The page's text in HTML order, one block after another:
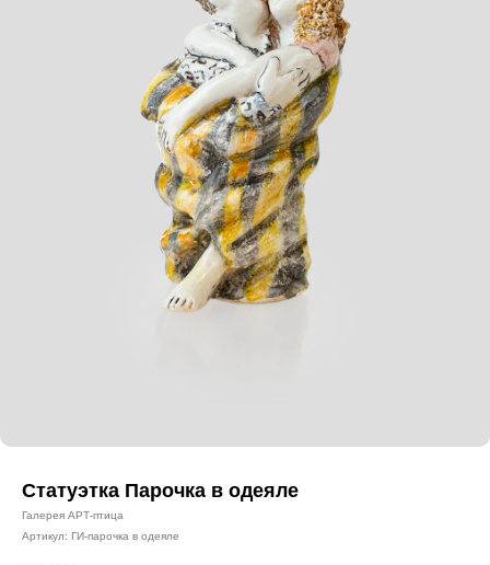
Статуэтка Парочка в одеяле
Галерея АРТ-птица
Артикул: ГИ-парочка в одеяле